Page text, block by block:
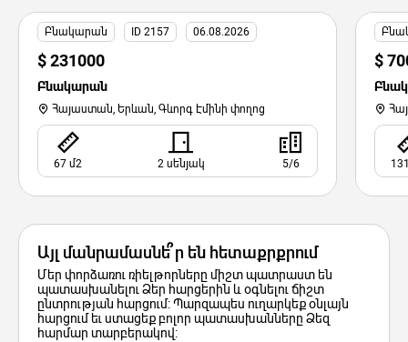
Բնակարան ID 2157 06.08.2026
$ 231000
Բնակարան
Հայաստան, Երևան, Գևորգ Էմինի փողոց
67 մ2 2 սենյակ 5/6
$
Այլ մանրամասնե՞ր են հետաքրքրում
Մեր փորձառու ռիելթորները միշտ պատրաստ են
պատասխանելու Ձեր հարցերին և օգնելու ճիշտ
ընտրության հարցում: Պարզապես ուղարկեք օնլայն
հարցում եւ ստացեք բոլոր պատասխանները Ձեզ
հարմար տարբերակով: